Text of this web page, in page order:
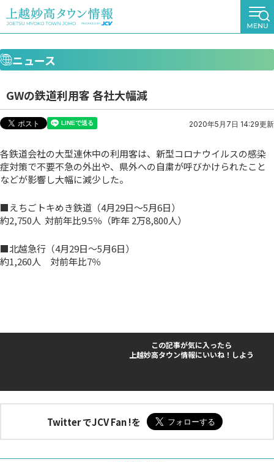
ニュース
GWの鉄道利用客 各社大幅減
2020年5月7日 14:29更新
各鉄道会社の大型連休中の利用客は、新型コロナウイルスの感染
症対策で不要不急の外出や、県外への自粛が呼びかけられたこと
などが影響し大幅に減少した。
■えちごトキめき鉄道（4月29日～5月6日）
約2,750人 対前年比9.5％（昨年 2万8,800人）
■北越急行（4月29日～5月6日）
約1,260人 対前年比7％
この記事が気に入ったら
上越妙高タウン情報にいいね！しよう
Twitter でJCV Fan !を